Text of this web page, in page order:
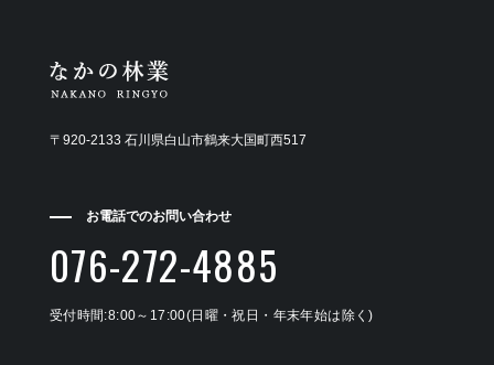
〒920-2133 石川県白山市鶴来大国町西517
お電話でのお問い合わせ
076-272-4885
受付時間:8:00～17:00(日曜・祝日・年末年始は除く)